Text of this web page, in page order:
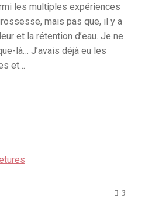
les multiples expériences
mais pas que, il y a
et la rétention d’eau. Je ne
là… J’avais déjà eu les
et…
3